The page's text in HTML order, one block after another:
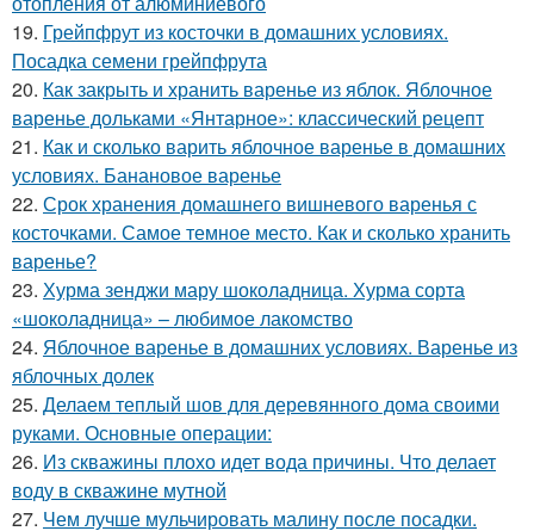
19. Грейпфрут из косточки в домашних условиях.
Посадка семени грейпфрута
20. Как закрыть и хранить варенье из яблок. Яблочное
варенье дольками «Янтарное»: классический рецепт
21. Как и сколько варить яблочное варенье в домашних
условиях. Банановое варенье
22. Срок хранения домашнего вишневого варенья с
косточками. Самое темное место. Как и сколько хранить
варенье?
23. Хурма зенджи мару шоколадница. Хурма сорта
«шоколадница» – любимое лакомство
24. Яблочное варенье в домашних условиях. Варенье из
яблочных долек
25. Делаем теплый шов для деревянного дома своими
руками. Основные операции:
26. Из скважины плохо идет вода причины. Что делает
воду в скважине мутной
27. Чем лучше мульчировать малину после посадки.